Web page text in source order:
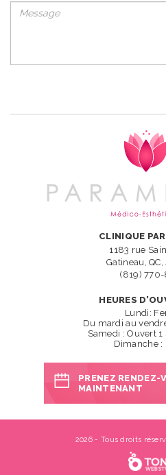
CLINIQUE
1183 rue
Gatineau, QC,
(819)
HEURES
Lundi:
Du mardi au
Samedi : Ouvert 1
Dimanche :
PRENEZ RENDEZ-
MAINTENANT
2026 - Tous droits